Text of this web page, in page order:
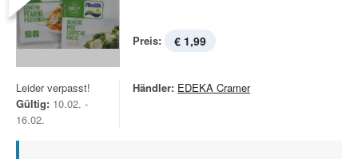
Preis: € 1,99
Leider verpasst!
Gültig: 10.02. -
16.02.
Händler: EDEKA Cramer